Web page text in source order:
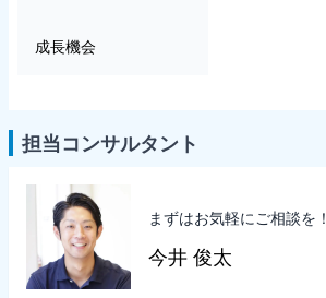
成長機会
担当コンサルタント
まずはお気軽にご相談を！
今井 俊太